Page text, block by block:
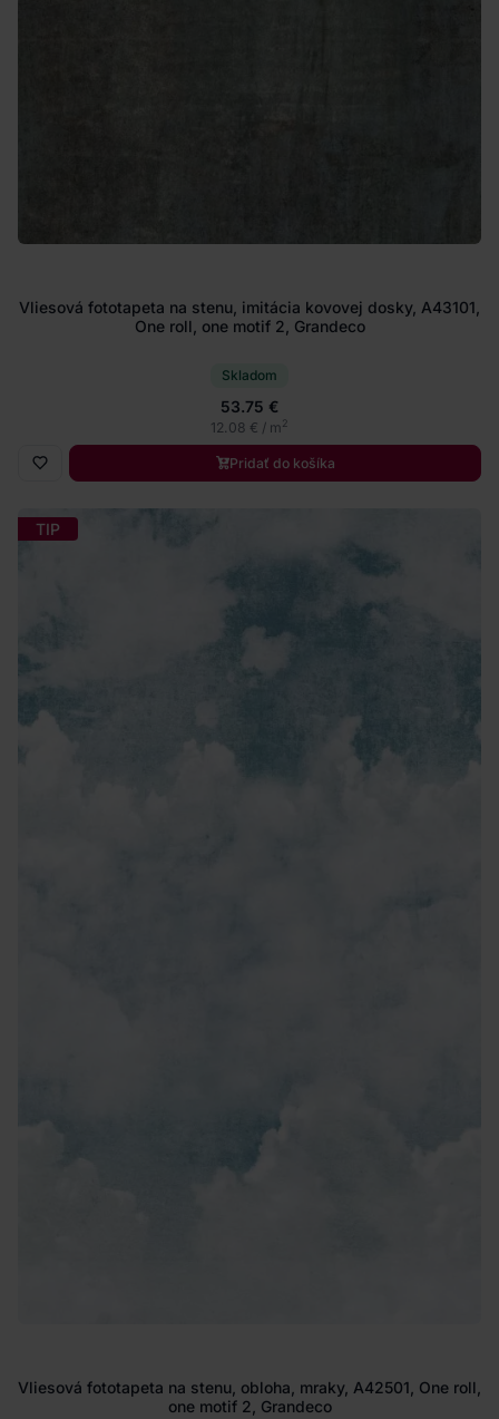
Vliesová fototapeta na stenu, imitácia kovovej dosky, A43101,
One roll, one motif 2, Grandeco
Skladom
53.75 €
12.08 € / m2
Pridať do košíka
TIP
Vliesová fototapeta na stenu, obloha, mraky, A42501, One roll,
one motif 2, Grandeco